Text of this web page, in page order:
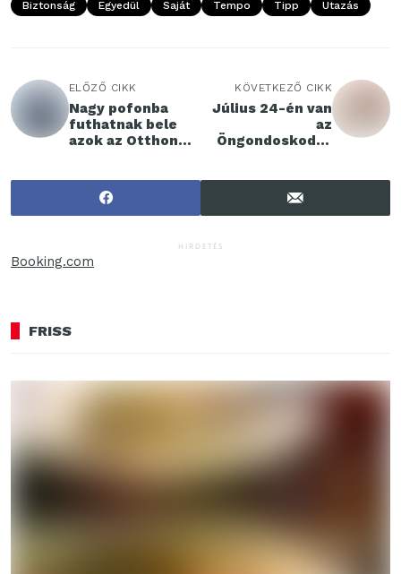
Biztonság Egyedül Saját Tempo Tipp Utazás
ELŐZŐ CIKK
Nagy pofonba
futhatnak bele
azok az Otthon
nincsenek
tisztában
KÖVETKEZŐ CIKK
Július 24-én van
az
Öngondoskodás
HIRDETÉS
Booking.com
FRISS